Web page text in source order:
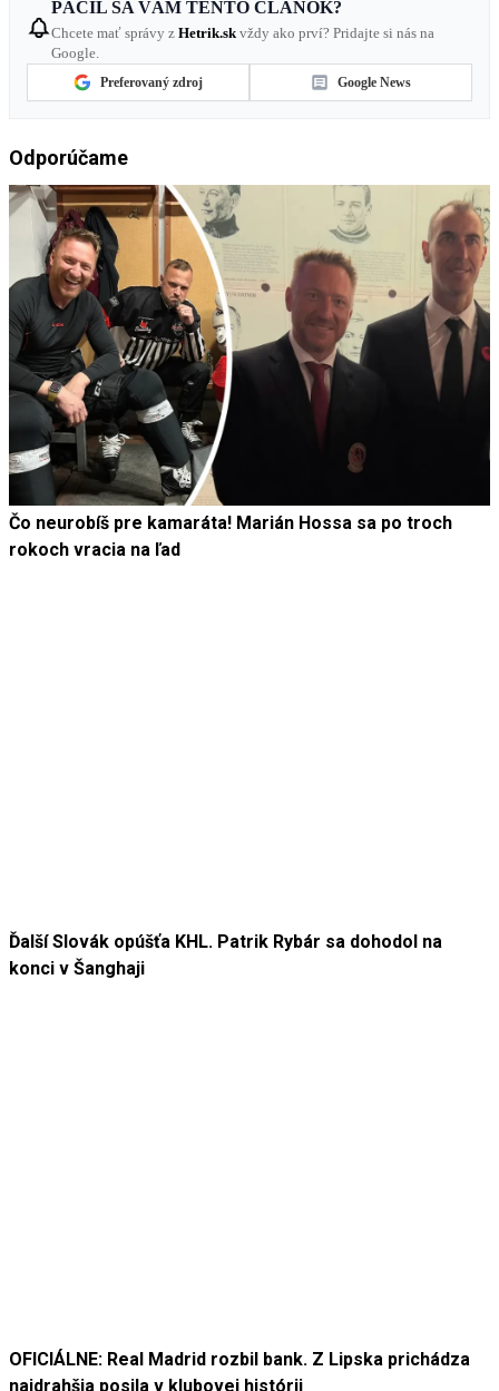
PÁČIL SA VÁM TENTO ČLÁNOK?
Chcete mať správy z Hetrik.skvždy ako prví? Pridajte si nás na
Google.
Preferovaný zdroj Google News
Odporúčame
Čo neurobíš pre kamaráta! Marián Hossa sa po troch
rokoch vracia na ľad
Ďalší Slovák opúšťa KHL. Patrik Rybár sa dohodol na
konci v Šanghaji
OFICIÁLNE: Real Madrid rozbil bank. Z Lipska prichádza
najdrahšia posila v klubovej histórii